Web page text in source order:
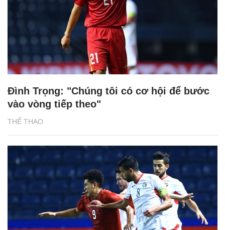
THỂ THAO
Đình Trọng: "Chúng tôi có cơ hội để bước
vào vòng tiếp theo"